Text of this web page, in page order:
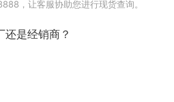
，让客服协助您进行现货查询。
还是经销商？